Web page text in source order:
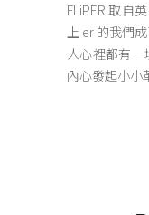
FLiPER 取自
上 er 的我們
人心裡都有
內心發起小小